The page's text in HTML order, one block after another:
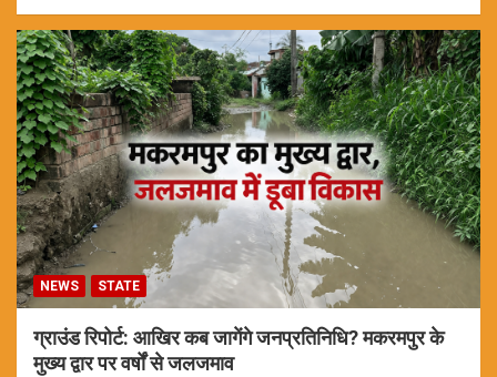
NEWS STATE
ग्राउंड रिपोर्ट: आखिर कब जागेंगे जनप्रतिनिधि? मकरमपुर के
मुख्य द्वार पर वर्षों से जलजमाव